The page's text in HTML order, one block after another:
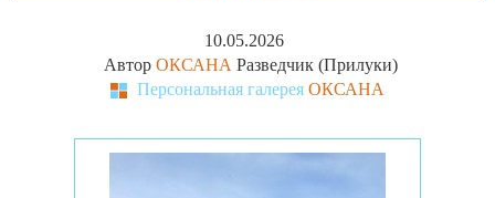
10.05.2026
Автор ОКСАНА Разведчик (Прилуки)
Персональная галерея ОКСАНА